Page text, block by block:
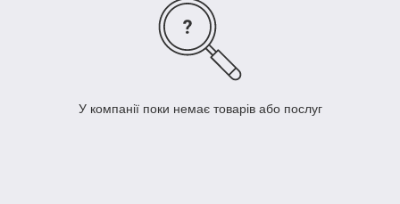
У компанії поки немає товарів або послуг